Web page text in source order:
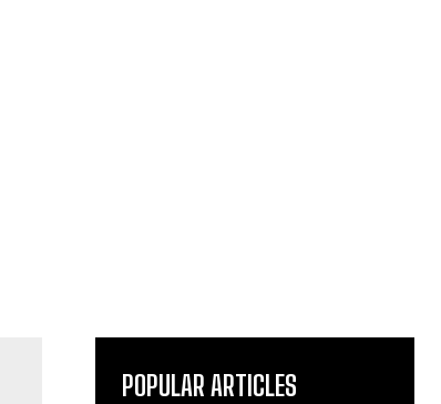
POPULAR ARTICLES